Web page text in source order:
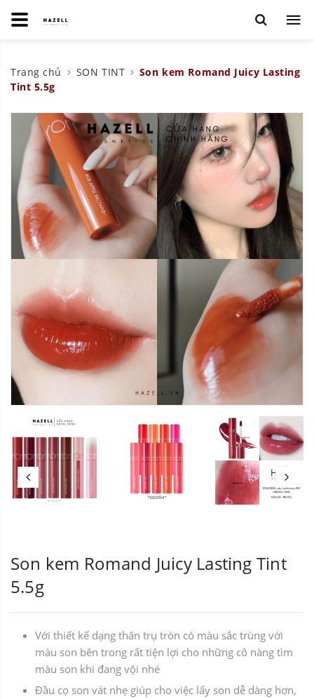
Trang chủ SON TINT
Son kem Romand Juicy Lasting
Tint 5.5g
Son kem Romand Juicy Lasting Tint
5.5g
Với thiết kế dạng thân trụ tròn có màu sắc trùng với
màu son bên trong rất tiện lợi cho những cô nàng tìm
màu son khi đang vội nhé
Đầu cọ son vát nhẹ giúp cho việc lấy son dễ dàng hơn,